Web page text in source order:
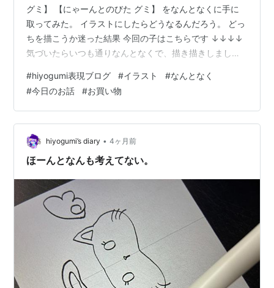
グミ】 【にゃーんとのびた グミ】 をなんとなくに手に
取ってみた。 イラストにしたらどうなるんだろう。 どっ
ちを描こうか迷った結果 今回の子はこちらです ↓↓↓↓
気づいたらいつも通りなんとなくで、描き描きしまし
ーグルト 柔らかい感じを意識してみました。🍓💕 リボン
を大きめにして少し甘めを強化。 周りのイチゴやグミ大
事です❥ 🍓🍓１０００ポイント🍓🍓 いつもは、モノライ
ンのブラシを全部使用してるんだけど、 今日はモノライ
ンのブラシはふちだけで モノライン以外で使ったのは鉛
筆！！！ 【モノ…
#hiyogumi表現ブログ #イラスト #なんとなく
#今日のお話 #お買い物
hiyogumi’s diary • 4ヶ月前
ほーんとなんも考えてない。